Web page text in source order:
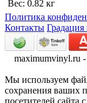
Вес: 0.82 кг
Политика
Контакты Градация
Мы используем
сохранения ваших
посетителей сайта